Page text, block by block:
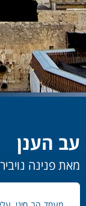
עב הענן
מאת פנינה